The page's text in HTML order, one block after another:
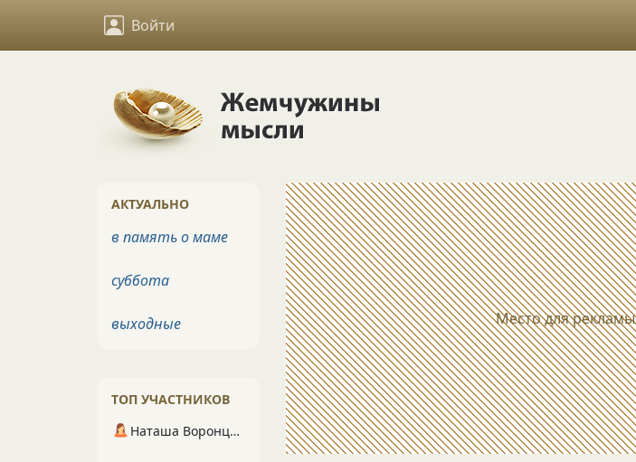
Войти
Место для рекламы
АКТУАЛЬНО
в память о маме
суббота
выходные
ТОП УЧАСТНИКОВ
Наташа Воронцова